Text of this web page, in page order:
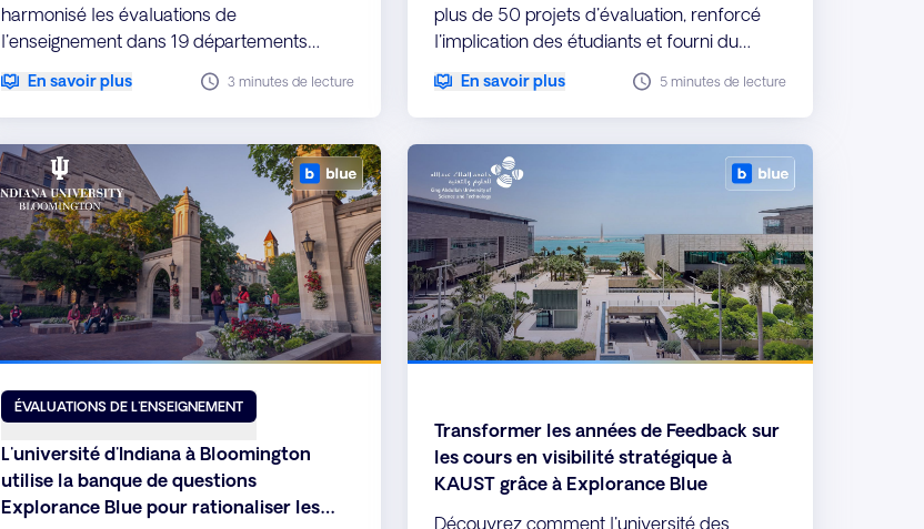
harmonisé les évaluations de
l'enseignement dans 19 départements
grâce à Explorance Blue, améliorant ainsi
l'engagement des étudiants, l'efficacité des
rapports et bouclant la boucle de
Feedback.
En savoir plus 3 minutes de lecture
plus de 50 projets d'évaluation, renforcé
l'implication des étudiants et fourni du
Feedback en temps réel grâce à
Explorance Blue.
En savoir plus 5 minutes de lecture
ÉVALUATIONS DE L'ENSEIGNEMENT
L'université d'Indiana à Bloomington
utilise la banque de questions
Explorance Blue pour rationaliser les
Transformer les années de Feedback sur
les cours en visibilité stratégique à
KAUST grâce à Explorance Blue
Découvrez comment l'université des